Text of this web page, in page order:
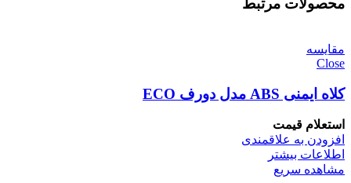
محصولات مرتبط
مقایسه
Close
کلاه ایمنی ABS مدل دورف ECO
استعلام قیمت
افزودن به علاقمندی
اطلاعات بیشتر
مشاهده سریع